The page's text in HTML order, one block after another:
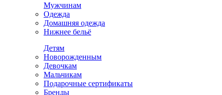
Мужчинам
Одежда
Домашняя одежда
Нижнее бельё
Детям
Новорожденным
Девочкам
Мальчикам
Подарочные сертификаты
Бренды